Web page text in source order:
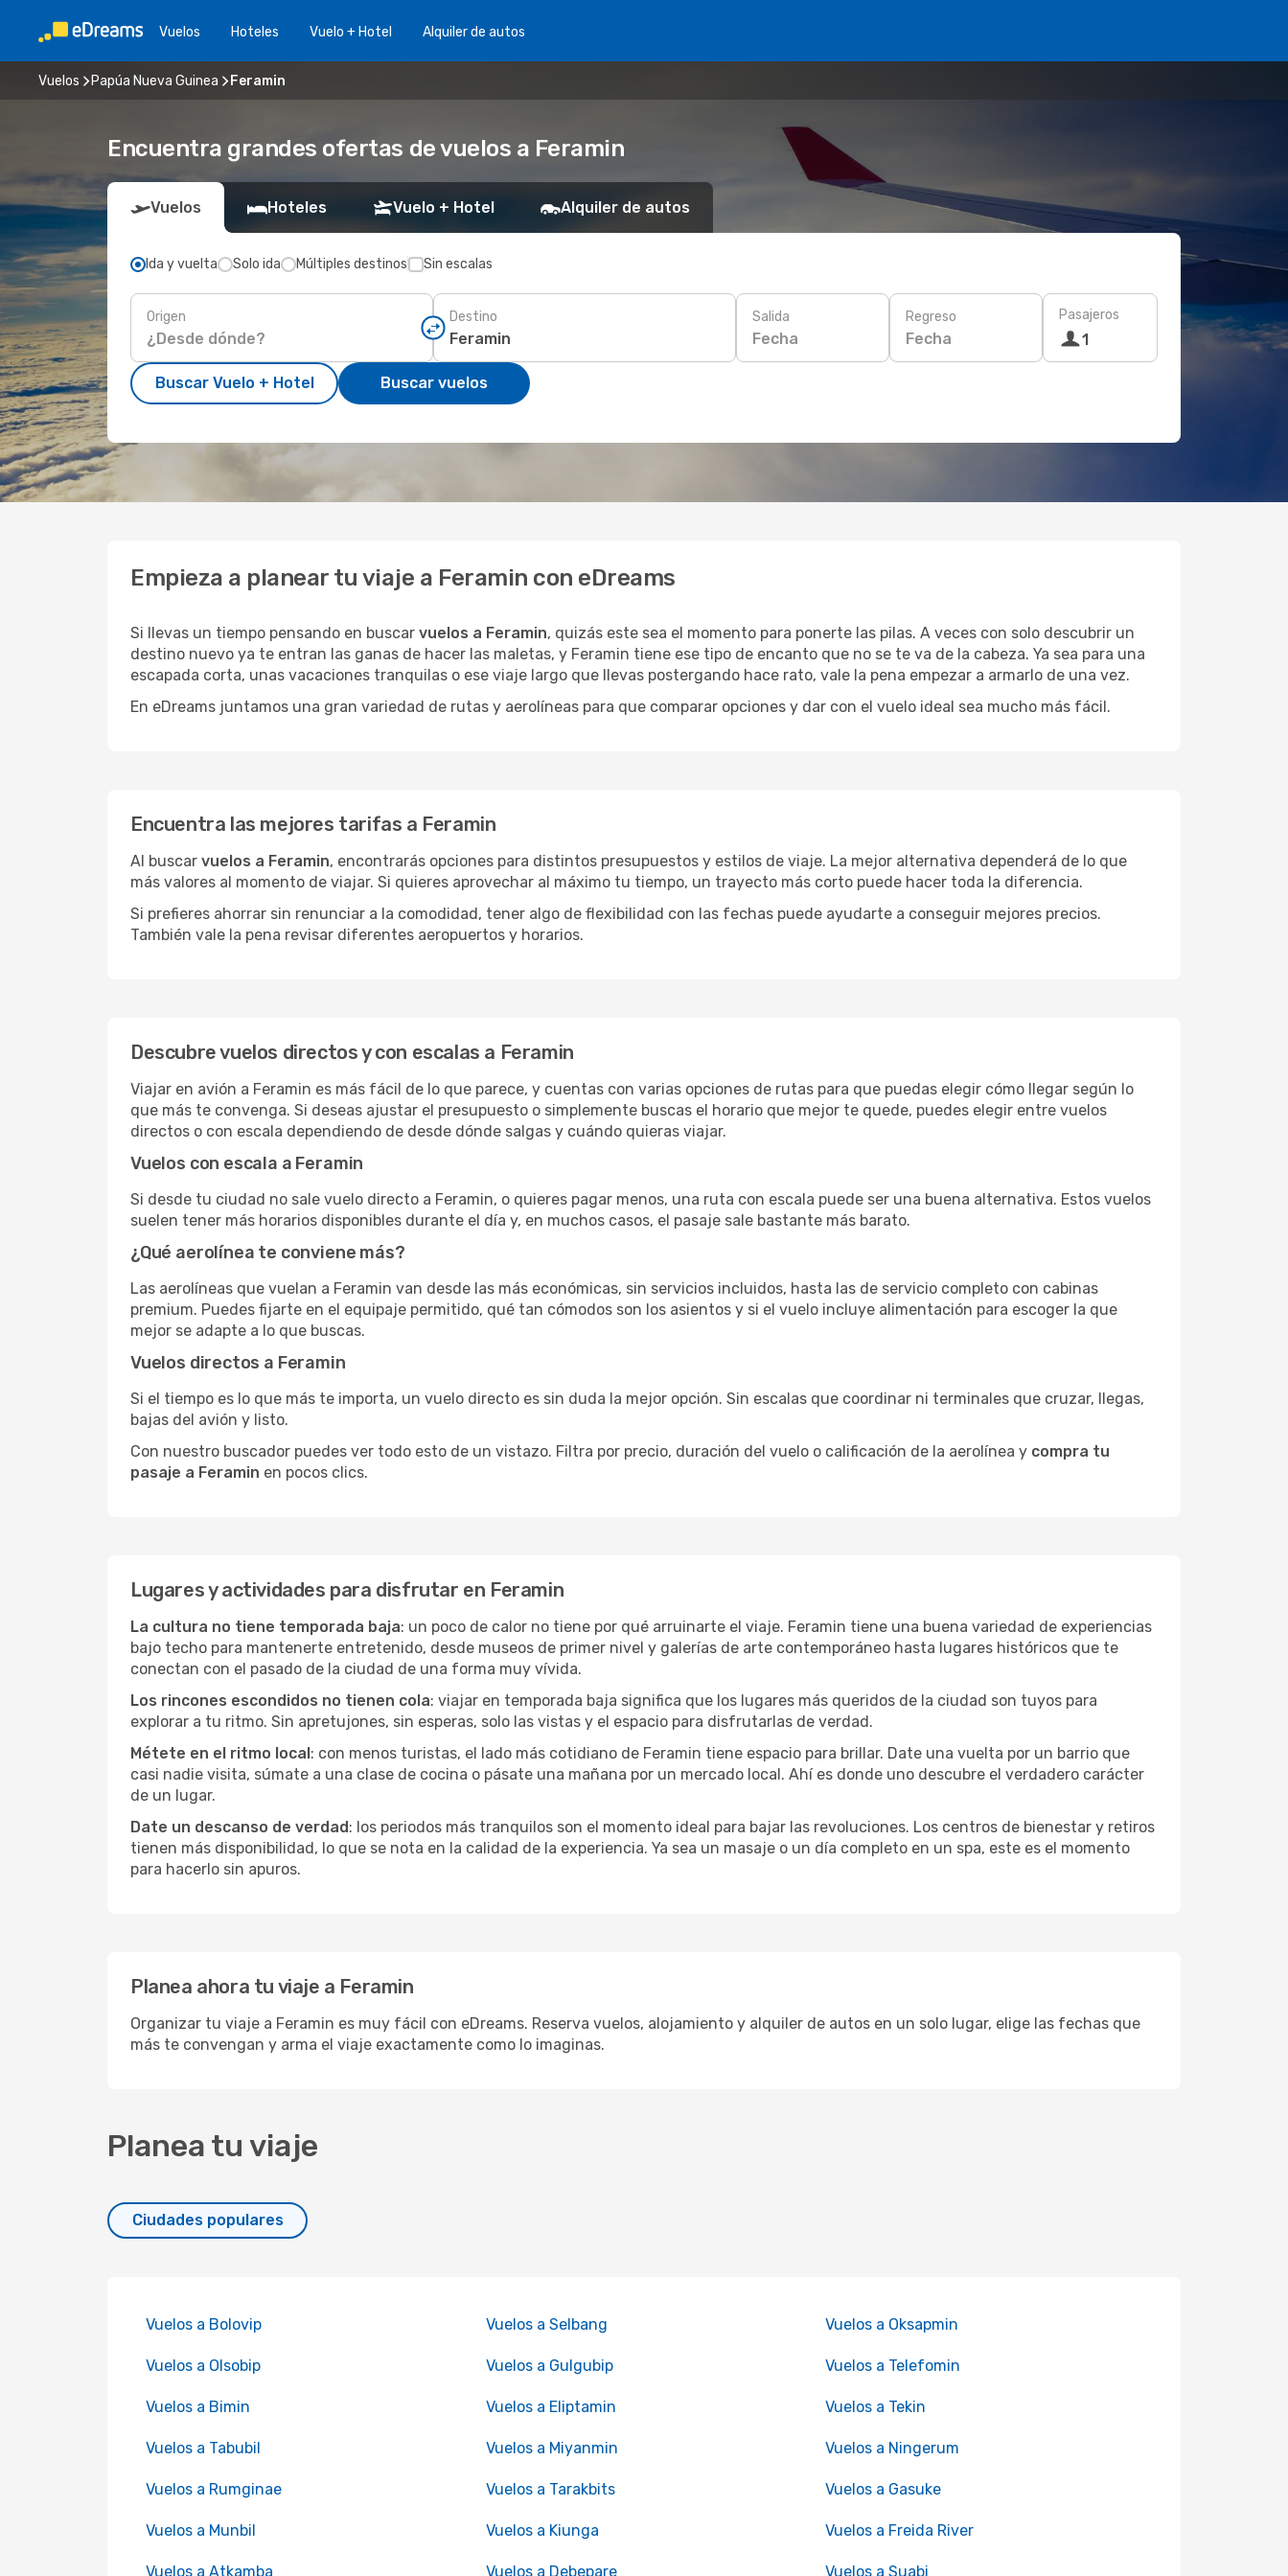
Vuelos Hoteles Vuelo + Hotel Alquiler de autos
Vuelos Papúa Nueva Guinea Feramin
Encuentra grandes ofertas de vuelos a Feramin
Vuelos Hoteles Vuelo + Hotel Alquiler de autos
Ida y vuelta Solo ida Múltiples destinos Sin escalas
Origen Destino Salida
Fecha
Regreso
Fecha
Pasajeros
1
Buscar Vuelo + Hotel Buscar vuelos
Empieza a planear tu viaje a Feramin con eDreams
Si llevas un tiempo pensando en buscar vuelos a Feramin, quizás este sea el momento para ponerte las pilas. A veces con solo descubrir un
destino nuevo ya te entran las ganas de hacer las maletas, y Feramin tiene ese tipo de encanto que no se te va de la cabeza. Ya sea para una
escapada corta, unas vacaciones tranquilas o ese viaje largo que llevas postergando hace rato, vale la pena empezar a armarlo de una vez.
En eDreams juntamos una gran variedad de rutas y aerolíneas para que comparar opciones y dar con el vuelo ideal sea mucho más fácil.
Encuentra las mejores tarifas a Feramin
Al buscar vuelos a Feramin, encontrarás opciones para distintos presupuestos y estilos de viaje. La mejor alternativa dependerá de lo que
más valores al momento de viajar. Si quieres aprovechar al máximo tu tiempo, un trayecto más corto puede hacer toda la diferencia.
Si prefieres ahorrar sin renunciar a la comodidad, tener algo de flexibilidad con las fechas puede ayudarte a conseguir mejores precios.
También vale la pena revisar diferentes aeropuertos y horarios.
Descubre vuelos directos y con escalas a Feramin
Viajar en avión a Feramin es más fácil de lo que parece, y cuentas con varias opciones de rutas para que puedas elegir cómo llegar según lo
que más te convenga. Si deseas ajustar el presupuesto o simplemente buscas el horario que mejor te quede, puedes elegir entre vuelos
directos o con escala dependiendo de desde dónde salgas y cuándo quieras viajar.
Vuelos con escala a Feramin
Si desde tu ciudad no sale vuelo directo a Feramin, o quieres pagar menos, una ruta con escala puede ser una buena alternativa. Estos vuelos
suelen tener más horarios disponibles durante el día y, en muchos casos, el pasaje sale bastante más barato.
¿Qué aerolínea te conviene más?
Las aerolíneas que vuelan a Feramin van desde las más económicas, sin servicios incluidos, hasta las de servicio completo con cabinas
premium. Puedes fijarte en el equipaje permitido, qué tan cómodos son los asientos y si el vuelo incluye alimentación para escoger la que
mejor se adapte a lo que buscas.
Vuelos directos a Feramin
Si el tiempo es lo que más te importa, un vuelo directo es sin duda la mejor opción. Sin escalas que coordinar ni terminales que cruzar, llegas,
bajas del avión y listo.
Con nuestro buscador puedes ver todo esto de un vistazo. Filtra por precio, duración del vuelo o calificación de la aerolínea y compra tu
pasaje a Feramin en pocos clics.
Lugares y actividades para disfrutar en Feramin
La cultura no tiene temporada baja: un poco de calor no tiene por qué arruinarte el viaje. Feramin tiene una buena variedad de experiencias
bajo techo para mantenerte entretenido, desde museos de primer nivel y galerías de arte contemporáneo hasta lugares históricos que te
conectan con el pasado de la ciudad de una forma muy vívida.
Los rincones escondidos no tienen cola: viajar en temporada baja significa que los lugares más queridos de la ciudad son tuyos para
explorar a tu ritmo. Sin apretujones, sin esperas, solo las vistas y el espacio para disfrutarlas de verdad.
Métete en el ritmo local: con menos turistas, el lado más cotidiano de Feramin tiene espacio para brillar. Date una vuelta por un barrio que
casi nadie visita, súmate a una clase de cocina o pásate una mañana por un mercado local. Ahí es donde uno descubre el verdadero carácter
de un lugar.
Date un descanso de verdad: los periodos más tranquilos son el momento ideal para bajar las revoluciones. Los centros de bienestar y retiros
tienen más disponibilidad, lo que se nota en la calidad de la experiencia. Ya sea un masaje o un día completo en un spa, este es el momento
para hacerlo sin apuros.
Planea ahora tu viaje a Feramin
Organizar tu viaje a Feramin es muy fácil con eDreams. Reserva vuelos, alojamiento y alquiler de autos en un solo lugar, elige las fechas que
más te convengan y arma el viaje exactamente como lo imaginas.
Planea tu viaje
Ciudades populares
Vuelos a Bolovip Vuelos a Selbang Vuelos a Oksapmin
Vuelos a Olsobip Vuelos a Gulgubip Vuelos a Telefomin
Vuelos a Bimin Vuelos a Eliptamin Vuelos a Tekin
Vuelos a Tabubil Vuelos a Miyanmin Vuelos a Ningerum
Vuelos a Rumginae Vuelos a Tarakbits Vuelos a Gasuke
Vuelos a Munbil Vuelos a Kiunga Vuelos a Freida River
Vuelos a Atkamba Vuelos a Debepare Vuelos a Suabi